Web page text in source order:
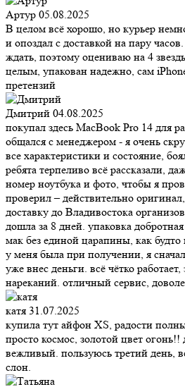
Артур 05.08.2025
В целом всё хорошо, но курьер
и опоздал с доставкой на пару
ждать, поэтому оцениваю на 4
целым, упакован надежно, сам
претензий
Дмитрий 04.08.2025
покупал здесь MacBook Pro 14 для
общался с менеджером - я очень
все характеристики и состояние,
ребята терпеливо всё рассказали,
номер ноутбука и фото, чтобы я
проверил – действительно
доставку до Владивостока
дошла за 8 дней. упаковка
мак без единой царапины, как
у меня была при получении, я
уже внес деньги. всё чётко
нареканий. отличный сервис,
катя 31.07.2025
купила тут айфон XS, радости
просто космос, золотой цвет
вежливый. пользуюсь третий день,
слон.